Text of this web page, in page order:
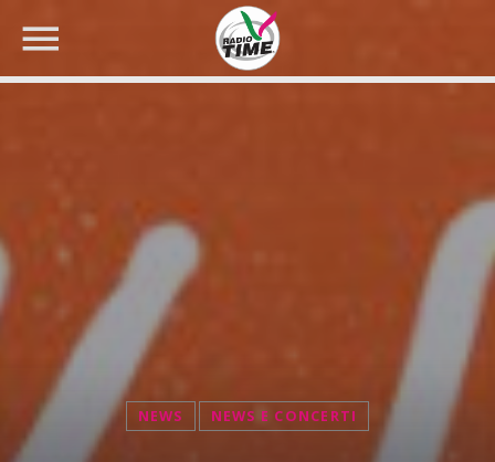
CERCA NEL SITO WEB:
NEWS NEWS E CONCERTI